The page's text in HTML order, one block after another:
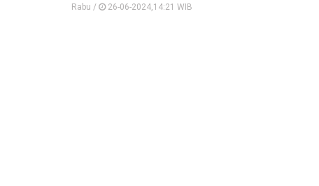
Rabu / 26-06-2024,14:21 WIB